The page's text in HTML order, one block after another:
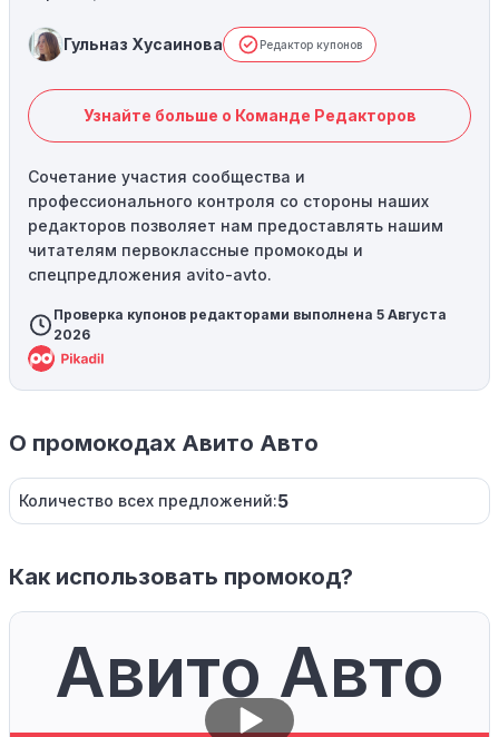
Гульназ Хусаинова Редактор купонов
Узнайте больше о Команде Редакторов
Сочетание участия сообщества и
профессионального контроля со стороны наших
редакторов позволяет нам предоставлять нашим
читателям первоклассные промокоды и
спецпредложения avito-avto.
Проверка купонов редакторами выполнена 5 Августа
2026
О промокодах Авито Авто
Количество всех предложений:5
Как использовать промокод?
Авито Авто